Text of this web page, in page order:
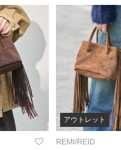
アウトレット
REMI/REID